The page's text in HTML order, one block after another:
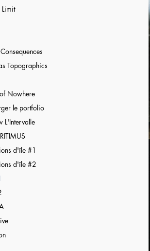
Topographics
Nowhere
le portfolio
L'Intervalle
d'île #1
d'île #2